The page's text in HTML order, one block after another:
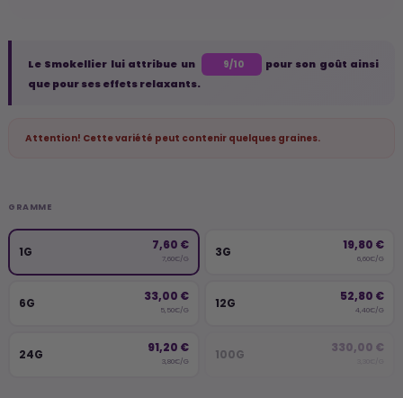
Le Smokellier lui attribue un 9/10
pour son goût ainsi
que pour ses effets relaxants.
Attention! Cette variété peut contenir quelques graines.
GRAMME
1G 7,60 €
7,60€/G 3G 19,80 €
6,60€/G
6G 33,00 €
5,50€/G 12G 52,80 €
4,40€/G
24G 91,20 €
3,80€/G 100G 330,00 €